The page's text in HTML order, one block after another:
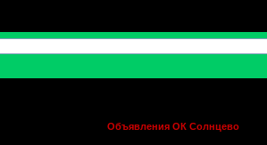
Объявления ОК Солнцево